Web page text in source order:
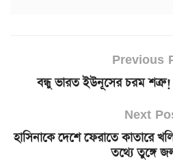
Previous
বন্ধু ভারত ইউনূসের চরম
Next
হাসিনাকে দেশে ফেরাতে কাতারে
তথ্যে তুঙ্গে